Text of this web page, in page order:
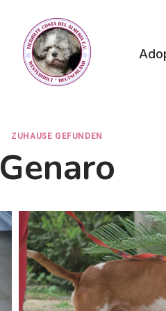
ZUHAUSE GEFUNDEN
Genaro